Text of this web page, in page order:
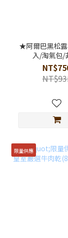
★阿爾巴黑松
入/淘氣包/
限量供應